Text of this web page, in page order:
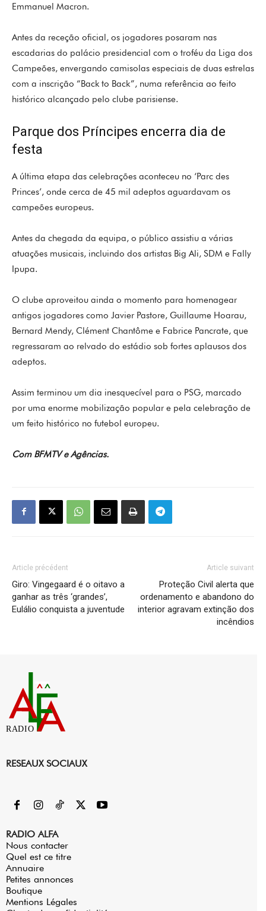
Emmanuel Macron.
Antes da receção oficial, os jogadores posaram nas
escadarias do palácio presidencial com o troféu da Liga dos
Campeões, envergando camisolas especiais de duas estrelas
com a inscrição “Back to Back”, numa referência ao feito
histórico alcançado pelo clube parisiense.
Parque dos Príncipes encerra dia de
festa
A última etapa das celebrações aconteceu no ‘Parc des
Princes’, onde cerca de 45 mil adeptos aguardavam os
campeões europeus.
Antes da chegada da equipa, o público assistiu a várias
atuações musicais, incluindo dos artistas Big Ali, SDM e Fally
Ipupa.
O clube aproveitou ainda o momento para homenagear
antigos jogadores como Javier Pastore, Guillaume Hoarau,
Bernard Mendy, Clément Chantôme e Fabrice Pancrate, que
regressaram ao relvado do estádio sob fortes aplausos dos
adeptos.
Assim terminou um dia inesquecível para o PSG, marcado
por uma enorme mobilização popular e pela celebração de
um feito histórico no futebol europeu.
Com BFMTV e Agências.
Article précédent
Giro: Vingegaard é o oitavo a
ganhar as três ‘grandes’,
Eulálio conquista a juventude
Article suivant
Proteção Civil alerta que
ordenamento e abandono do
interior agravam extinção dos
incêndios
RADIO
RESEAUX SOCIAUX
RADIO ALFA
Nous contacter
Quel est ce titre
Annuaire
Petites annonces
Boutique
Mentions Légales